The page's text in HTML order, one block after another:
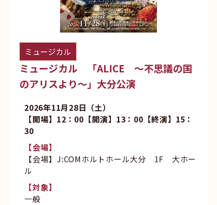
ミュージカル
ミュージカル 「ALICE ～不思議の国
のアリスより～」大分公演
2026年11月28日（土）
【開場】12：00【開演】13：00【終演】15：
30
【会場】
【会場】J:COMホルトホール大分 1F 大ホー
ル
【対象】
一般